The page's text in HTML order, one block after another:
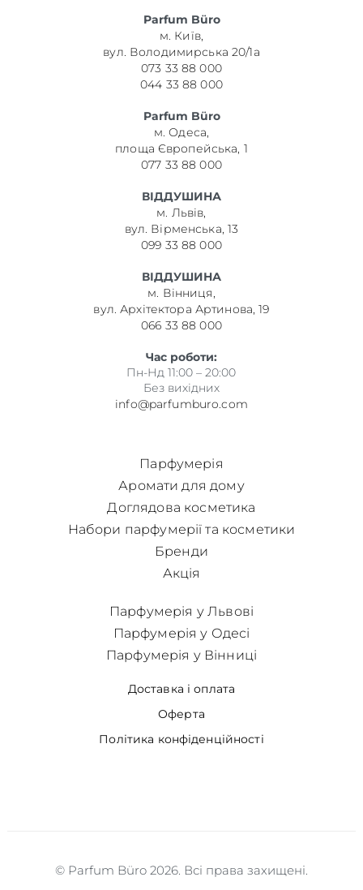
Parfum Büro
м. Київ,
вул. Володимирська 20/1а
073 33 88 000
044 33 88 000
Parfum Büro
м. Одеса,
площа Європейська, 1
077 33 88 000
ВІДДУШИНА
м. Львів,
вул. Вірменська, 13
099 33 88 000
ВІДДУШИНА
м. Вінниця,
вул. Архітектора Артинова, 19
066 33 88 000
Час роботи:
Пн-Нд 11:00 – 20:00
Без вихідних
info@parfumburo.com
Парфумерія
Аромати для дому
Доглядова косметика
Набори парфумерії та косметики
Бренди
Акція
Доставка і оплата
Оферта
Політика конфіденційності
Парфумерія у Львові
Парфумерія у Одесі
Парфумерія у Вінниці
© Parfum Büro 2026. Всі права захищені.